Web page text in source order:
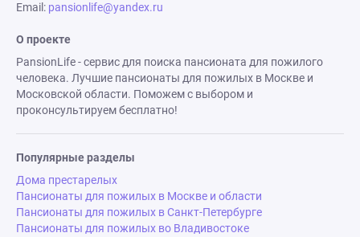
Email: pansionlife@yandex.ru
О проекте
PansionLife - сервис для поиска пансионата для пожилого
человека. Лучшие пансионаты для пожилых в Москве и
Московской области. Поможем с выбором и
проконсультируем бесплатно!
Популярные разделы
Дома престарелых
Пансионаты для пожилых в Москве и области
Пансионаты для пожилых в Санкт-Петербурге
Пансионаты для пожилых во Владивостоке